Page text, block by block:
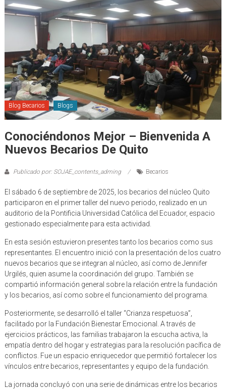
Blog Becarios Blogs
Conociéndonos Mejor – Bienvenida A
Nuevos Becarios De Quito
Publicado por: SOJAE_contents_adming Becarios
El sábado 6 de septiembre de 2025, los becarios del núcleo Quito
participaron en el primer taller del nuevo periodo, realizado en un
auditorio de la Pontificia Universidad Católica del Ecuador, espacio
gestionado especialmente para esta actividad.
En esta sesión estuvieron presentes tanto los becarios como sus
representantes. El encuentro inició con la presentación de los cuatro
nuevos becarios que se integran al núcleo, así como de Jennifer
Urgilés, quien asume la coordinación del grupo. También se
compartió información general sobre la relación entre la fundación
y los becarios, así como sobre el funcionamiento del programa.
Posteriormente, se desarrolló el taller “Crianza respetuosa”,
facilitado por la Fundación Bienestar Emocional. A través de
ejercicios prácticos, las familias trabajaron la escucha activa, la
empatía dentro del hogar y estrategias para la resolución pacífica de
conflictos. Fue un espacio enriquecedor que permitió fortalecer los
vínculos entre becarios, representantes y equipo de la fundación.
La jornada concluyó con una serie de dinámicas entre los becarios